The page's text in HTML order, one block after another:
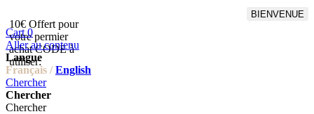
10€ Offert pour
votre permier
achat CODE à
utiliser:
BIENVENUE
Cart 0
Aller au contenu
Langue
Français / English
Chercher
Chercher
Chercher